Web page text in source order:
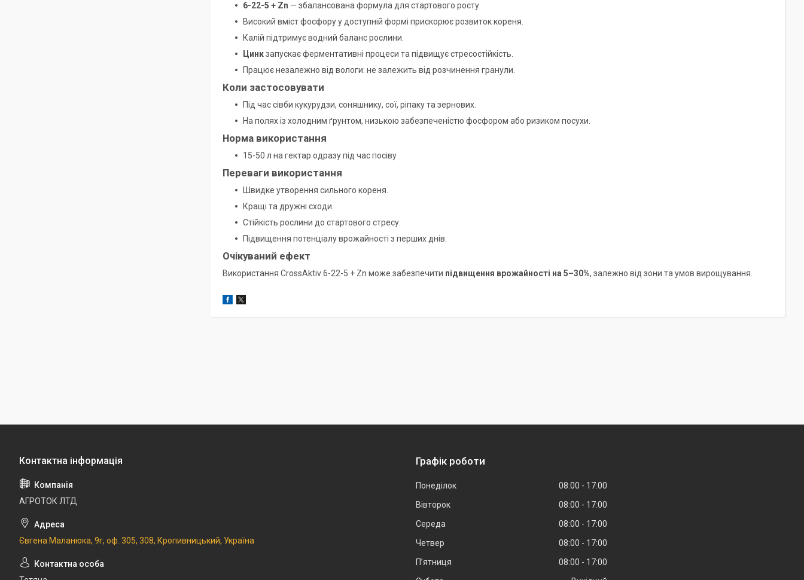
6-22-5 + Zn — збалансована формула для стартового росту.
Високий вміст фосфору у доступній формі прискорює розвиток кореня.
Калій підтримує водний баланс рослини.
Цинкзапускає ферментативні процеси та підвищує стресостійкість.
Працює незалежно від вологи: не залежить від розчинення гранули.
Коли застосовувати
Під час сівби кукурудзи, соняшнику, сої, ріпаку та зернових.
На полях із холодним ґрунтом, низькою забезпеченістю фосфором або ризиком посухи.
Норма використання
15-50 л на гектар одразу під час посіву
Переваги використання
Швидке утворення сильного кореня.
Кращі та дружні сходи.
Стійкість рослини до стартового стресу.
Підвищення потенціалу врожайності з перших днів.
Очікуваний ефект
Використання CrossAktiv 6-22-5 + Zn може забезпечити підвищення врожайності на 5–30%, залежно від зони та умов вирощування.
АГРОТОК ЛТД
Євгена Маланюка, 9г, оф. 305, 308, Кропивницький, Україна
Графік роботи
Понеділок 08:00
17:00
Вівторок
08:00
17:00
Середа
08:00
17:00
Четвер
08:00
17:00
Пʼятниця
08:00
17:00